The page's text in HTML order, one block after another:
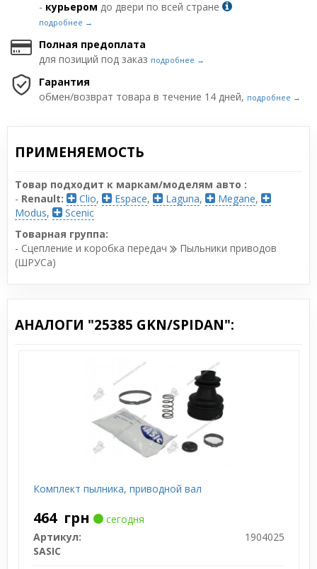
- курьером до двери по всей стране
подробнее →
Полная предоплата
для позиций под заказ подробнее →
Гарантия
обмен/возврат товара в течение 14 дней, подробнее →
ПРИМЕНЯЕМОСТЬ
Товар подходит к маркам/моделям авто :
- Renault: Clio, Espace, Laguna, Megane,
Modus,
Scenic
Товарная группа:
- Сцепление и коробка передач
Пыльники приводов
(ШРУСа)
АНАЛОГИ "25385 GKN/SPIDAN":
Комплект пылника, приводной вал
464 грн
сегодня
Артикул:
1904025
SASIC